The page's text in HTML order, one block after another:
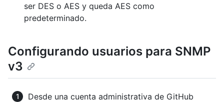
ser DES o AES y queda AES como
predeterminado.
Configurando usuarios para SNMP
v3
Desde una cuenta administrativa de GitHub